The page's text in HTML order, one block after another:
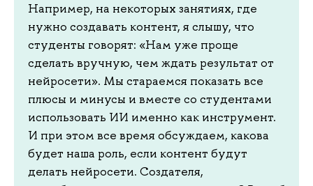
Например, на некоторых занятиях, где
нужно создавать контент, я слышу, что
студенты говорят: «Нам уже проще
сделать вручную, чем ждать результат от
нейросети». Мы стараемся показать все
плюсы и минусы и вместе со студентами
использовать ИИ именно как инструмент.
И при этом все время обсуждаем, какова
будет наша роль, если контент будут
делать нейросети. Создателя,